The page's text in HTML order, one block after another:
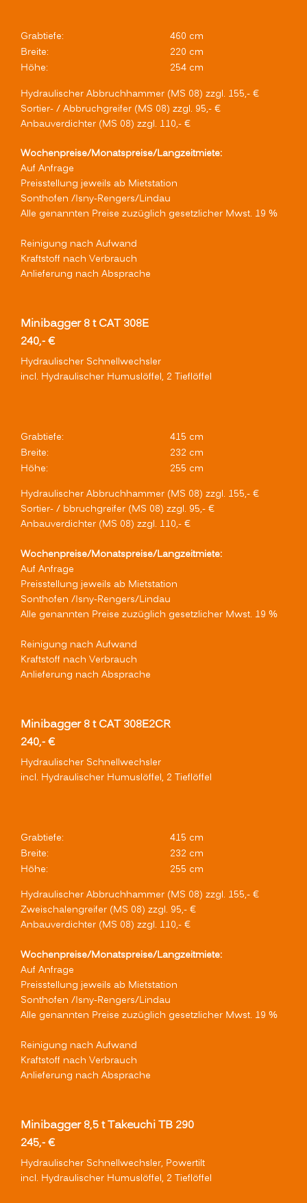
Grabtiefe:
460 cm
Breite:
220 cm
Höhe:
254 cm
Hydraulischer Abbruchhammer (MS 08) zzgl. 155,- €
Sortier- / Abbruchgreifer (MS 08) zzgl. 95,- €
Anbauverdichter (MS 08) zzgl. 110,- €
Wochenpreise/Monatspreise/Langzeitmiete:
Auf Anfrage
Preisstellung jeweils ab Mietstation
Sonthofen /Isny-Rengers/Lindau
Alle genannten Preise zuzüglich gesetzlicher Mwst. 19 %
Reinigung nach Aufwand
Kraftstoff nach Verbrauch
Anlieferung nach Absprache
Minibagger 8 t CAT 308E
240,- €
Hydraulischer Schnellwechsler
incl. Hydraulischer Humuslöffel, 2 Tieflöffel
Grabtiefe:
415 cm
Breite:
232 cm
Höhe:
255 cm
Hydraulischer Abbruchhammer (MS 08) zzgl. 155,- €
Sortier- / bbruchgreifer (MS 08) zzgl. 95,- €
Anbauverdichter (MS 08) zzgl. 110,- €
Wochenpreise/Monatspreise/Langzeitmiete:
Auf Anfrage
Preisstellung jeweils ab Mietstation
Sonthofen /Isny-Rengers/Lindau
Alle genannten Preise zuzüglich gesetzlicher Mwst. 19 %
Reinigung nach Aufwand
Kraftstoff nach Verbrauch
Anlieferung nach Absprache
Minibagger 8 t CAT 308E2CR
240,- €
Hydraulischer Schnellwechsler
incl. Hydraulischer Humuslöffel, 2 Tieflöffel
Grabtiefe:
415 cm
Breite:
232 cm
Höhe:
255 cm
Hydraulischer Abbruchhammer (MS 08) zzgl. 155,- €
Zweischalengreifer (MS 08) zzgl. 95,- €
Anbauverdichter (MS 08) zzgl. 110,- €
Wochenpreise/Monatspreise/Langzeitmiete:
Auf Anfrage
Preisstellung jeweils ab Mietstation
Sonthofen /Isny-Rengers/Lindau
Alle genannten Preise zuzüglich gesetzlicher Mwst. 19 %
Reinigung nach Aufwand
Kraftstoff nach Verbrauch
Anlieferung nach Absprache
Minibagger 8,5 t Takeuchi TB 290
245,- €
Hydraulischer Schnellwechsler, Powertilt
incl. Hydraulischer Humuslöffel, 2 Tieflöffel